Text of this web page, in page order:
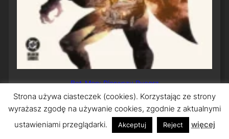
Bat-Man: Pierwszy Rycerz
Strona używa ciasteczek (cookies). Korzystając ze strony
wyrażasz zgodę na używanie cookies, zgodnie z aktualnymi
ustawieniami przeglądarki.
Akceptuj Reject więcej